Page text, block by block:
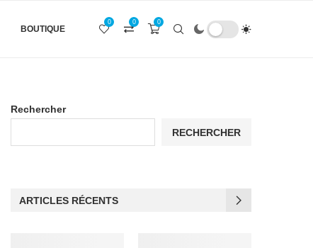
BOUTIQUE
0
0
0
Rechercher
RECHERCHER
ARTICLES RÉCENTS